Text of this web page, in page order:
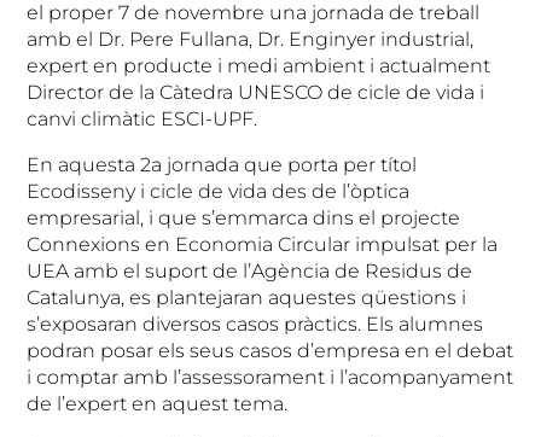
el proper 7 de novembre una jornada de treball
amb el Dr. Pere Fullana, Dr. Enginyer industrial,
expert en producte i medi ambient i actualment
Director de la Càtedra UNESCO de cicle de vida i
canvi climàtic ESCI-UPF.
En aquesta 2a jornada que porta per títol
Ecodisseny i cicle de vida des de l’òptica
empresarial, i que s’emmarca dins el projecte
Connexions en Economia Circular impulsat per la
UEA amb el suport de l’Agència de Residus de
Catalunya, es plantejaran aquestes qüestions i
s’exposaran diversos casos pràctics. Els alumnes
podran posar els seus casos d’empresa en el debat
i comptar amb l’assessorament i l’acompanyament
de l’expert en aquest tema.